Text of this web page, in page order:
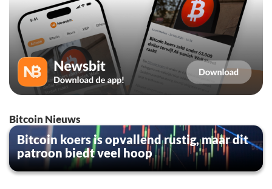
Bitcoin Nieuws
Bitcoin koers is opvallend rustig, maar dit
patroon biedt veel hoop